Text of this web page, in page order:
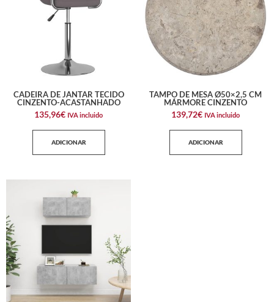
CADEIRA DE JANTAR TECIDO
CINZENTO-ACASTANHADO
135,96€ IVA incluido
ADICIONAR
TAMPO DE MESA Ø50×2,5 CM
MÁRMORE CINZENTO
139,72€ IVA incluido
ADICIONAR